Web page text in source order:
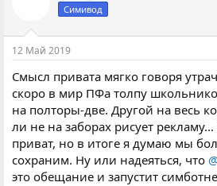
:
Симивод
12 Май 2019
Смысл привата мягко говоря
скоро в мир ПФа толпу
на полторы-две. Другой на весь
ли не на заборах рисует
приват, но в итоге я думаю мы
сохраним. Ну или надеяться, что
это обещание и запустит